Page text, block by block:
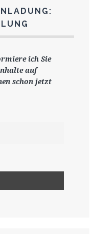
ich Sie
auf
schon jetzt